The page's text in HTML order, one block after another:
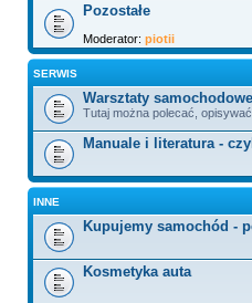
Pozostałe
Moderator: piotii
SERWIS
Warsztaty samochodowe
Tutaj można polecać,
Manuale i literatura -
INNE
Kupujemy samochód -
Kosmetyka auta